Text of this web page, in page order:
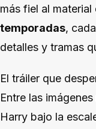
más fiel al material
temporadas,
detalles y tramas
El tráiler que
Entre las
Harry bajo la